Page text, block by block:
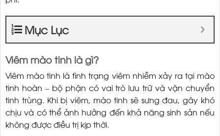
Mục Lục
Viêm mào tinh là gì?
Viêm mào tinh là tình trạng viêm nhiễm xảy ra tại mào
tinh hoàn – bộ phận có vai trò lưu trữ và vận chuyển
tinh trùng. Khi bị viêm, mào tinh sẽ sưng đau, gây khó
chịu và có thể ảnh hưởng đến khả năng sinh sản nếu
không được điều trị kịp thời.